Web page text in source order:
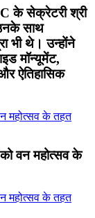
के सेक्रेटरी श्री
साथ
भी थे। उन्होंने
मॉन्यूमेंट,
ऐतिहासिक
वन महोत्सव के